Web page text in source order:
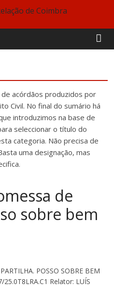
acórdãos produzidos por
Civil. No final do sumário há
introduzimos na base de
seleccionar o título do
categoria. Não precisa de
uma designação, mas
de
sobre bem
POSSO SOBRE BEM
25.0T8LRA.C1 Relator: LUÍS